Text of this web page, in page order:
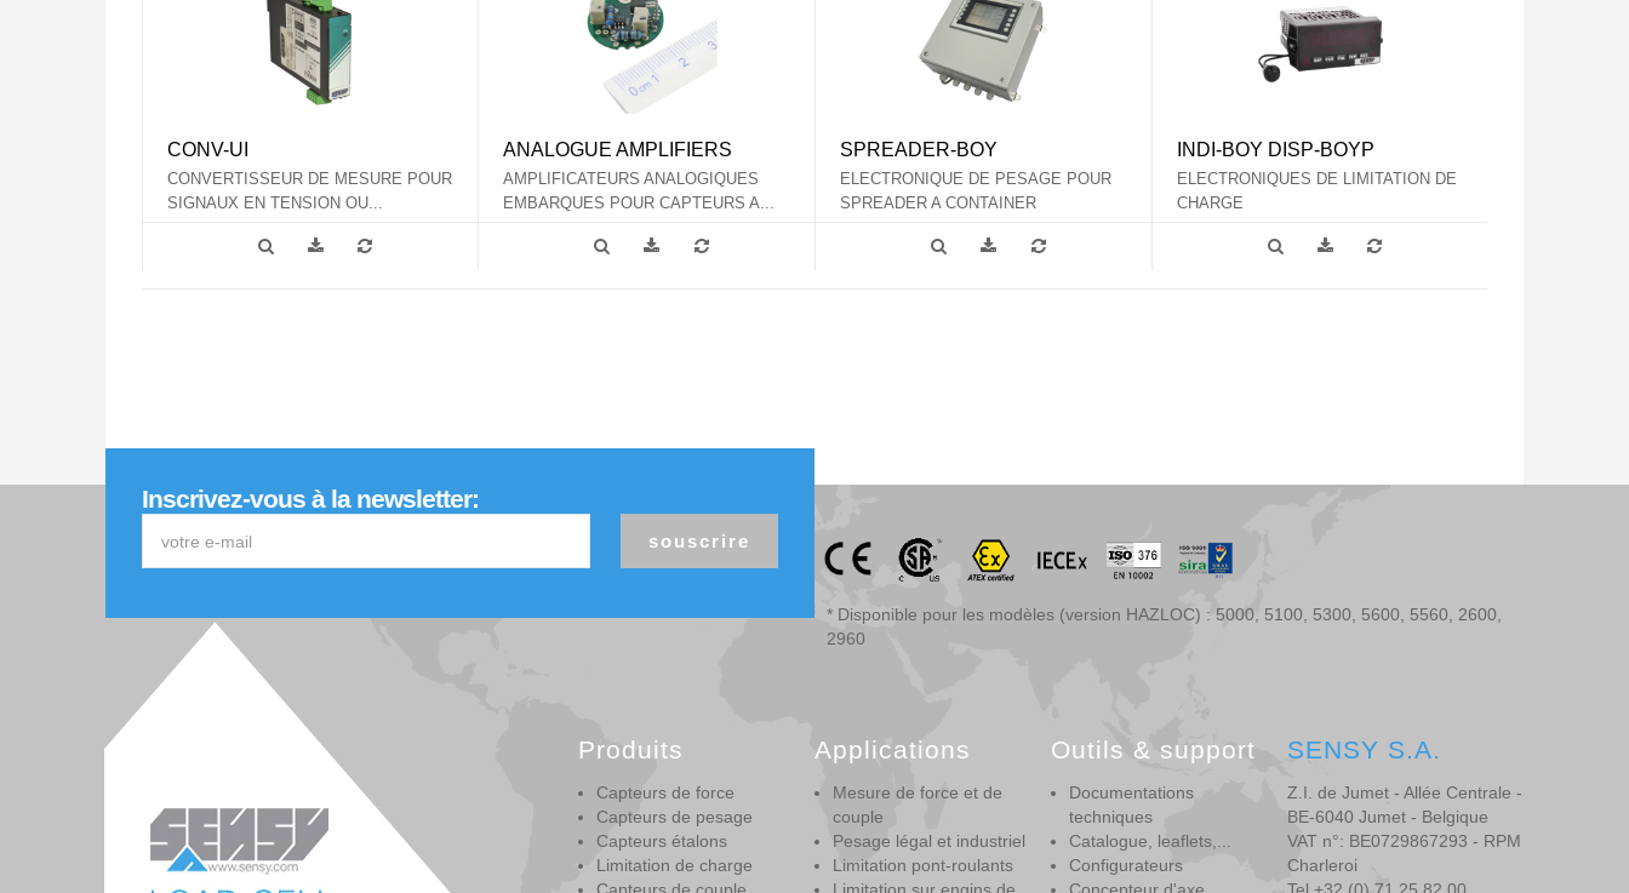
CONV-UI
CONVERTISSEUR DE MESURE POUR
SIGNAUX EN TENSION OU...
ANALOGUE AMPLIFIERS
AMPLIFICATEURS ANALOGIQUES
EMBARQUES POUR CAPTEURS A...
SPREADER-BOY
ELECTRONIQUE DE PESAGE POUR
SPREADER A CONTAINER
INDI-BOY DISP-BOYP
ELECTRONIQUES DE LIMITATION DE
CHARGE
Inscrivez-vous à la newsletter:
souscrire
* Disponible pour les modèles (version HAZLOC) : 5000, 5100, 5300, 5600, 5560, 2600,
2960
Produits
Capteurs de force
Capteurs de pesage
Capteurs étalons
Limitation de charge
Applications
Mesure de force et de
couple
Pesage légal et industriel
Limitation pont-roulants
Outils & support
Documentations
techniques
Catalogue, leaflets,...
Configurateurs
SENSY S.A.
Z.I. de Jumet - Allée Centrale -
BE-6040 Jumet - Belgique
VAT n°: BE0729867293 - RPM
Charleroi